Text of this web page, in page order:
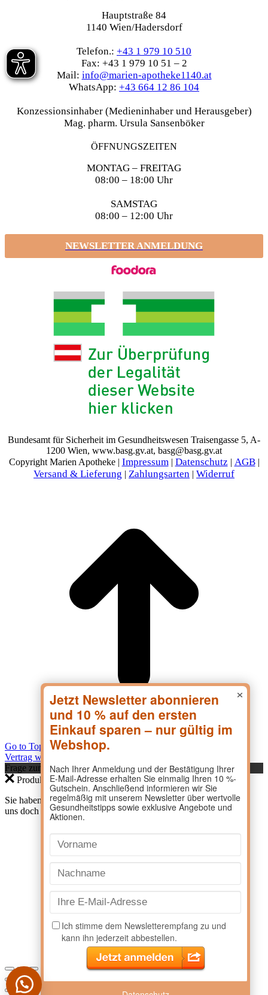
Hauptstraße 84
1140 Wien/Hadersdorf
Telefon.: +43 1 979 10 510
Fax: +43 1 979 10 51 – 2
Mail: info@marien-apotheke1140.at
WhatsApp: +43 664 12 86 104
Konzessionsinhaber (Medieninhaber und Herausgeber)
Mag. pharm. Ursula Sansenböker
ÖFFNUNGSZEITEN
MONTAG – FREITAG
08:00 – 18:00 Uhr
SAMSTAG
08:00 – 12:00 Uhr
NEWSLETTER ANMELDUNG
Bundesamt für Sicherheit im Gesundheitswesen Traisengasse 5, A-
1200 Wien, www.basg.gv.at, basg@basg.gv.at
Copyright Marien Apotheke | Impressum | Datenschutz | AGB|
Versand & Lieferung | Zahlungsarten | Widerruf
Go to Top
Vertrag widerrufen
Frage zum Produkt?
Produktanfrage
Sie haben eine Frage zu einem Produkt? Dann kontaktieren Sie
uns doch direkt hier.
×